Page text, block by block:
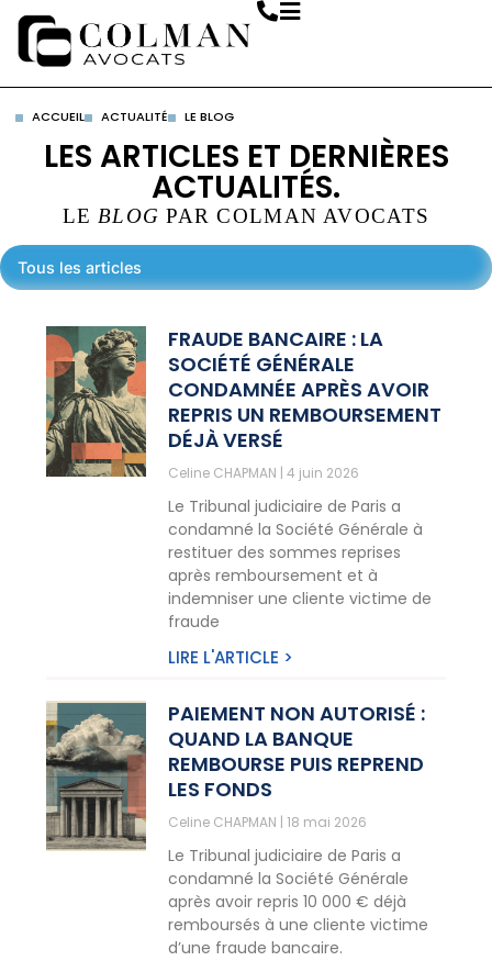
ACCUEIL ACTUALITÉ LE BLOG
LES ARTICLES ET DERNIÈRES
ACTUALITÉS.
LE BLOGPAR COLMAN AVOCATS
Tous les articles
FRAUDE BANCAIRE : LA
SOCIÉTÉ GÉNÉRALE
CONDAMNÉE APRÈS AVOIR
REPRIS UN REMBOURSEMENT
DÉJÀ VERSÉ
Celine CHAPMAN 4 juin 2026
Le Tribunal judiciaire de Paris a
condamné la Société Générale à
restituer des sommes reprises
après remboursement et à
indemniser une cliente victime de
fraude
LIRE L'ARTICLE >
PAIEMENT NON AUTORISÉ :
QUAND LA BANQUE
REMBOURSE PUIS REPREND
LES FONDS
Celine CHAPMAN 18 mai 2026
Le Tribunal judiciaire de Paris a
condamné la Société Générale
après avoir repris 10 000 € déjà
remboursés à une cliente victime
d’une fraude bancaire.